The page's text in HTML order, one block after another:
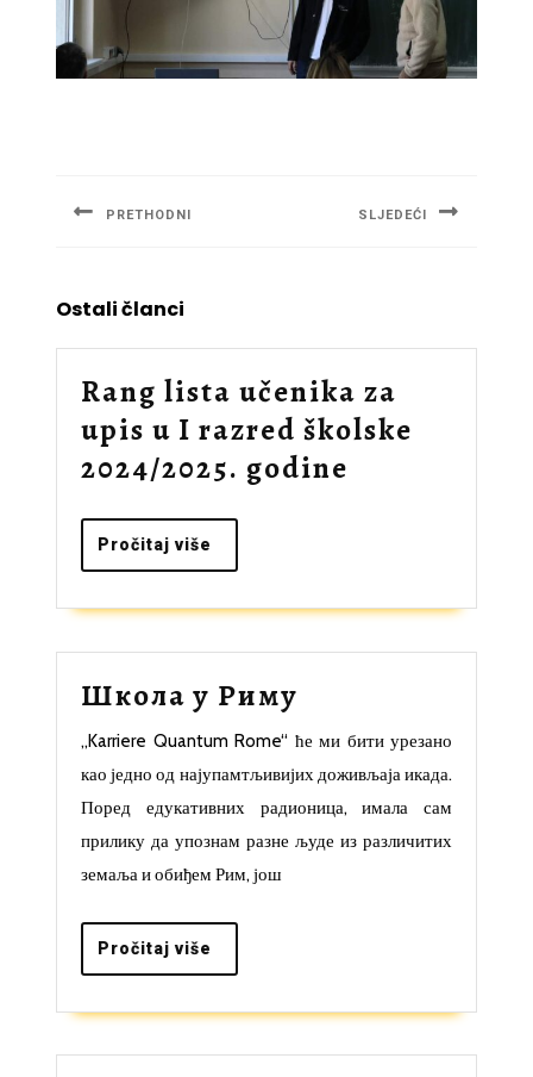
članaka
PRETHODNI SLJEDEĆI
Ostali članci
Rang lista učenika za
upis u I razred školske
2024/2025. godine
upis
u
razred
školske
2024/2025.
godine
Pročitaj više
više
Школа у Риму
у
Риму
„Karriere Quantum Rome“ ће ми бити урезано
као једно од најупамтљивијих доживљаја икада.
Поред едукативних радионица, имала сам
прилику да упознам разне људе из различитих
земаља и обиђем Рим, још
Pročitaj više
više